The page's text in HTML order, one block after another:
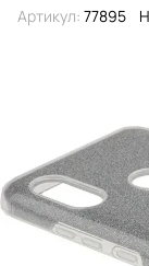
Артикул: 77895